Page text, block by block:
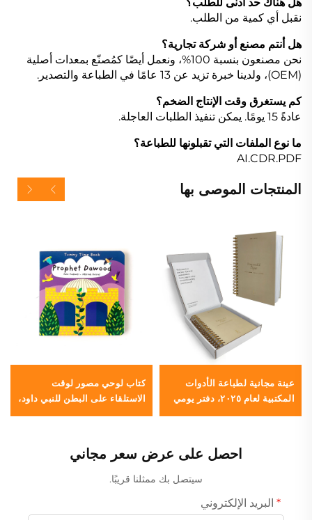
نقبل أي كمية من الطلب.
هل أنتم مصنع أو شركة تجارية؟
نحن مصنعون بنسبة 100%، ونعمل أيضًا كمُصنّع بمعدات أصلية
(OEM)، ولدينا خبرة تزيد عن 13 عامًا في الطباعة والتصدير.
كم يستغرق وقت الإنتاج الضخم؟
عادةً 15 يومًا. يمكن تنفيذ الطلبات العاجلة.
ما نوع الملفات التي تقبلونها للطباعة؟
AI.CDR.PDF
المنتجات الموصى بها
عينة مجانية لطباعة الأدوات
المكتبية لعام ٢٠٢٥، دفتر يومي
حسب الطلب
كتاب لوحي مصور لوقت
الاستلقاء على البطن للنبي داود،
احصل على عرض سعر مجاني
سيتصل بك ممثلنا قريبًا.
البريد الإلكتروني